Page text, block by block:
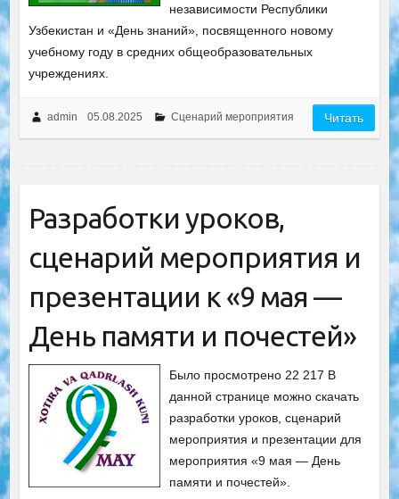
независимости Республики
Узбекистан и «День знаний», посвященного новому
учебному году в средних общеобразовательных
учреждениях.
admin 05.08.2025 Сценарий мероприятия Читать
Разработки уроков,
сценарий мероприятия и
презентации к «9 мая —
День памяти и почестей»
Было просмотрено 22 217 В
данной странице можно скачать
разработки уроков, сценарий
мероприятия и презентации для
мероприятия «9 мая — День
памяти и почестей».